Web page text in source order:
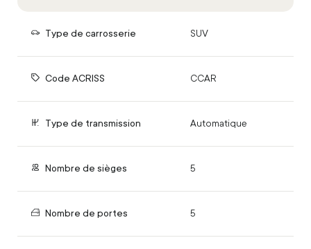
Type de carrosserie SUV
Code ACRISS CCAR
Type de transmission Automatique
Nombre de sièges 5
Nombre de portes 5